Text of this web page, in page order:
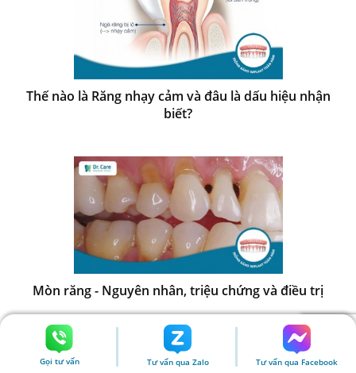
Thế nào là Răng nhạy cảm và đâu là dấu hiệu nhận
biết?
Mòn răng - Nguyên nhân, triệu chứng và điều trị
Gọi tư vấn Tư vấn qua Zalo Tư vấn qua Facebook